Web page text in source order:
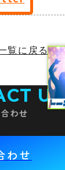
覧に戻る
US
わせ
わせ